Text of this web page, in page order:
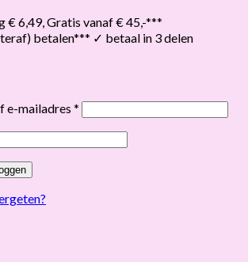
€ 6,49, Gratis vanaf € 45,-***
betalen*** ✓ betaal in 3 delen
e-mailadres * Vereist